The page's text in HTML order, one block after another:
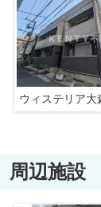
ウィステリア大
周辺施設